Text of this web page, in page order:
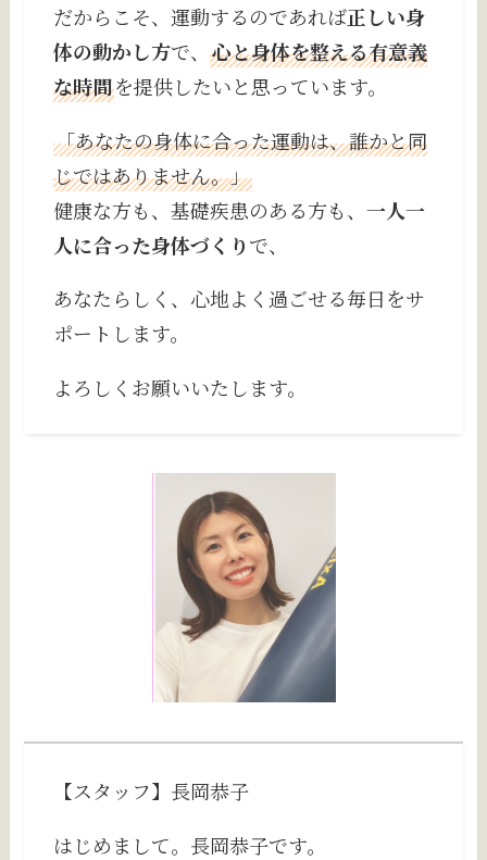
だからこそ、運動するのであれば正しい身
体の動かし方で、心と身体を整える有意義
な時間を提供したいと思っています。
「あなたの身体に合った運動は、誰かと同
じではありません。」
健康な方も、基礎疾患のある方も、一人一
人に合った身体づくりで、
あなたらしく、心地よく過ごせる毎日をサ
ポートします。
よろしくお願いいたします。
【スタッフ】長岡恭子
はじめまして。長岡恭子です。